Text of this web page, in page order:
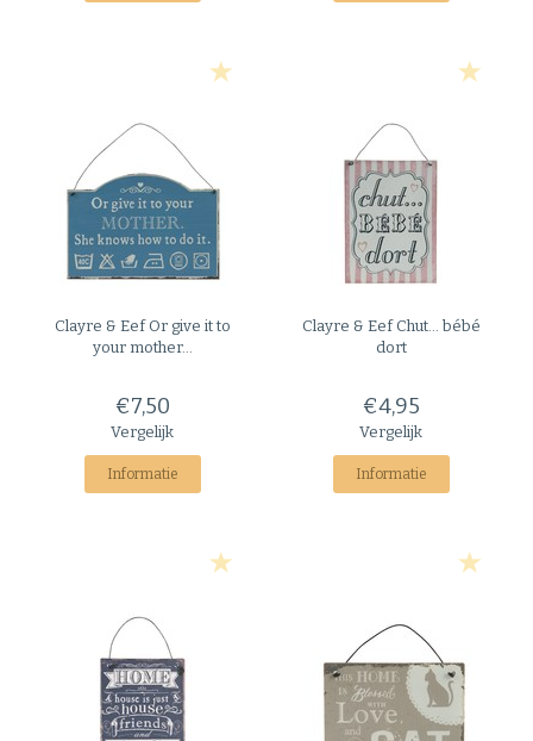
Clayre & EefOr give it to
your mother...
€7,50
Vergelijk
Informatie
Clayre & EefChut... bébé
dort
€4,95
Vergelijk
Informatie